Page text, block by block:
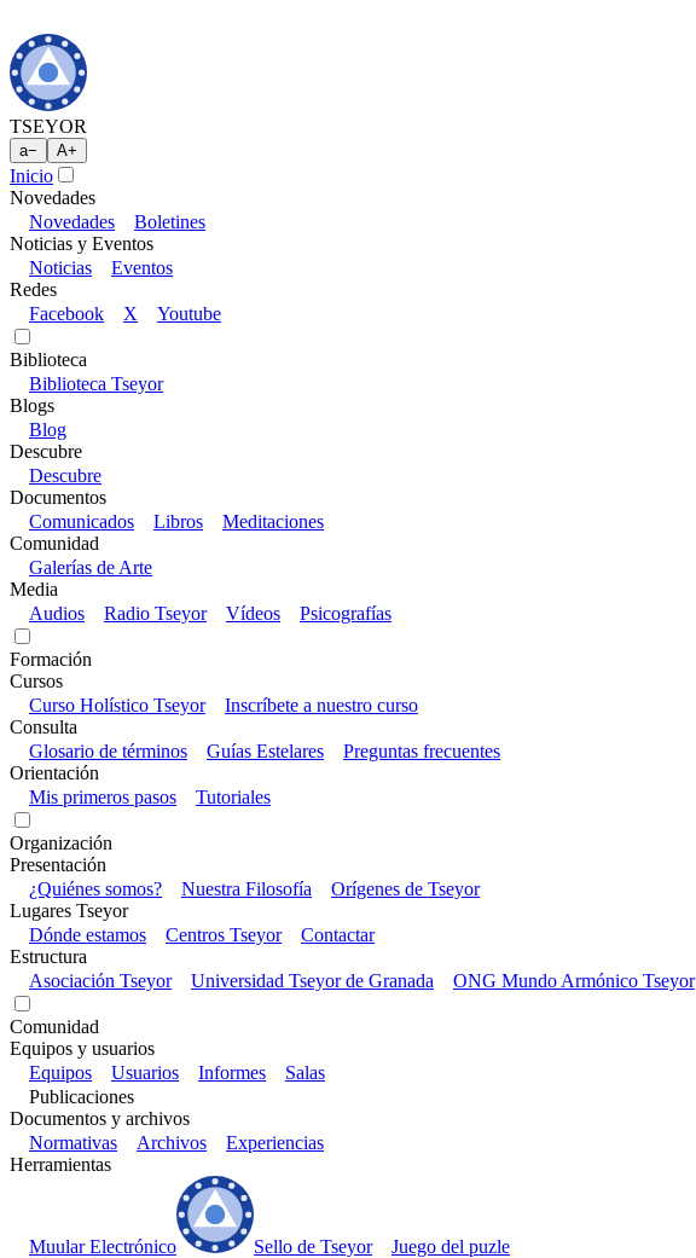
TSEYOR
a− A+
Inicio
Novedades
Novedades
Boletines
Noticias y Eventos
Noticias
Eventos
Redes
Facebook
X Youtube
Biblioteca
Biblioteca Tseyor
Blogs
Blog
Descubre
Descubre
Documentos
Comunicados
Libros
Meditaciones
Comunidad
Galerías de Arte
Media
Audios
Radio Tseyor Vídeos Psicografías
Formación
Cursos
Curso Holístico Tseyor
Inscríbete a nuestro curso
Consulta
Glosario de términos
Guías Estelares
Preguntas frecuentes
Orientación
Mis primeros pasos
Tutoriales
Organización
Presentación
¿Quiénes somos?
Nuestra Filosofía
Orígenes de Tseyor
Lugares Tseyor
Dónde estamos
Centros Tseyor
Contactar
Estructura
Asociación Tseyor
Universidad Tseyor de Granada ONG Mundo Armónico Tseyor
Comunidad
Equipos y usuarios
Equipos
Usuarios Informes
Salas
Publicaciones
Documentos y archivos
Normativas
Archivos
Experiencias
Herramientas
Muular Electrónico Sello de Tseyor
Juego del puzle